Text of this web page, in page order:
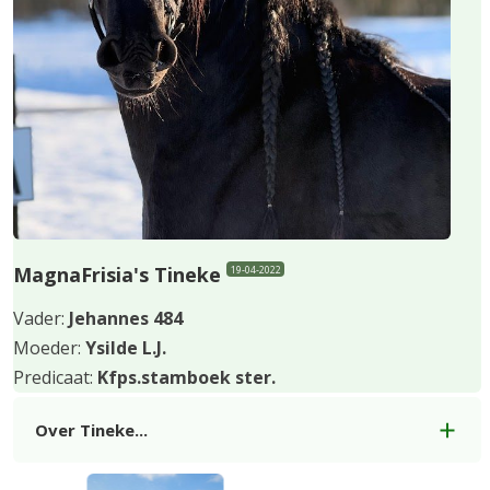
slide
MagnaFrisia's Tineke 19-04-2022
Vader: Jehannes 484
Moeder: Ysilde L.J.
Predicaat: Kfps.stamboek ster.
Over Tineke...